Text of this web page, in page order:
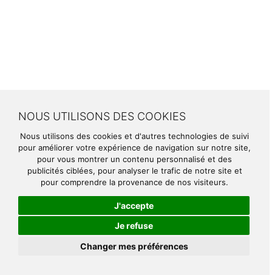
NOUS UTILISONS DES COOKIES
Nous utilisons des cookies et d'autres technologies de suivi
pour améliorer votre expérience de navigation sur notre site,
pour vous montrer un contenu personnalisé et des
publicités ciblées, pour analyser le trafic de notre site et
pour comprendre la provenance de nos visiteurs.
J'accepte
Je refuse
Changer mes préférences